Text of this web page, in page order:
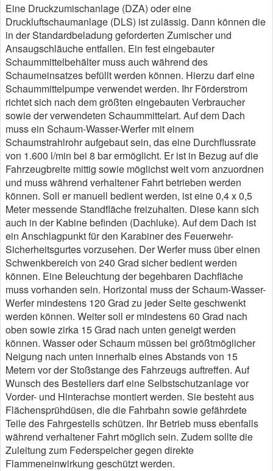
Eine Druckzumischanlage (DZA) oder eine
Druckluftschaumanlage (DLS) ist zulässig. Dann können die
in der Standardbeladung geforderten Zumischer und
Ansaugschläuche entfallen. Ein fest eingebauter
Schaummittelbehälter muss auch während des
Schaumeinsatzes befüllt werden können. Hierzu darf eine
Schaummittelpumpe verwendet werden. Ihr Förderstrom
richtet sich nach dem größten eingebauten Verbraucher
sowie der verwendeten Schaummittelart. Auf dem Dach
muss ein Schaum-Wasser-Werfer mit einem
Schaumstrahlrohr aufgebaut sein, das eine Durchflussrate
von 1.600 l/min bei 8 bar ermöglicht. Er ist in Bezug auf die
Fahrzeugbreite mittig sowie möglichst weit vorn anzuordnen
und muss während verhaltener Fahrt betrieben werden
können. Soll er manuell bedient werden, ist eine 0,4 x 0,5
Meter messende Standfläche freizuhalten. Diese kann sich
auch in der Kabine befinden (Dachluke). Auf dem Dach ist
ein Anschlagpunkt für den Karabiner des Feuerwehr-
Sicherheitsgurtes vorzusehen. Der Werfer muss über einen
Schwenkbereich von 240 Grad sicher bedient werden
können. Eine Beleuchtung der begehbaren Dachfläche
muss vorhanden sein. Horizontal muss der Schaum-Wasser-
Werfer mindestens 120 Grad zu jeder Seite geschwenkt
werden können. Weiter soll er mindestens 60 Grad nach
oben sowie zirka 15 Grad nach unten geneigt werden
können. Wasser oder Schaum müssen bei größtmöglicher
Neigung nach unten innerhalb eines Abstands von 15
Metern vor der Stoßstange des Fahrzeugs auftreffen. Auf
Wunsch des Bestellers darf eine Selbstschutzanlage vor
Vorder- und Hinterachse montiert werden. Sie besteht aus
Flächensprühdüsen, die die Fahrbahn sowie gefährdete
Teile des Fahrgestells schützen. Ihr Betrieb muss ebenfalls
während verhaltener Fahrt möglich sein. Zudem sollte die
Zuleitung zum Federspeicher gegen direkte
Flammeneinwirkung geschützt werden.